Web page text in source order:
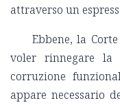
attraverso un
Ebbene, la
voler rinnegare la
corruzione
appare necessario